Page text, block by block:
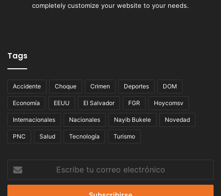
completely customize your website to your needs.
Tags
Accidente Choque Crimen Deportes DOM
Economía EEUU El Salvador FGR Hoycomsv
Internacionales Nacionales Nayib Bukele Novedad
PNC Salud Tecnología Turismo
correo